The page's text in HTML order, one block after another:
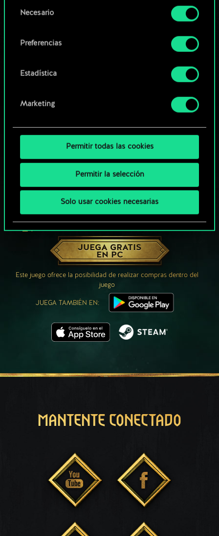
Encontrarás todos los detalles sobre nuestro uso
preferencias al respecto en el menú «Ajustes» de
deNecesario
Preferencias
Estadística
Marketing
Permitir todas las cookies
Permitir la selección
Solo usar cookies necesarias
JUEGA GRATIS
EN PC
Este juego ofrece la posibilidad de realizar compras dentro del
juego
JUEGA TAMBIÉN EN:
MANTENTE CONECTADO